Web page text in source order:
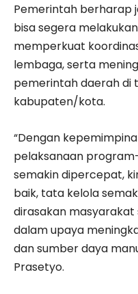
Pemerintah berharap
bisa segera
memperkuat
lembaga, serta
pemerintah daerah di
kabupaten/kota.
“Dengan
pelaksanaan
semakin dipercepat,
baik, tata kelola
dirasakan
dalam upaya
dan sumber daya
Prasetyo.